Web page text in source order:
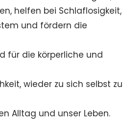
helfen bei Schlaflosigkeit,
und fördern die
für die körperliche und
wieder zu sich selbst zu
Alltag und unser Leben.